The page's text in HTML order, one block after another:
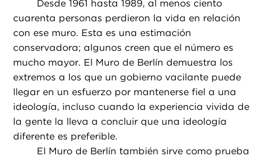
Desde 1961 hasta 1989, al menos ciento
cuarenta personas perdieron la vida en relación
con ese muro. Esta es una estimación
conservadora; algunos creen que el número es
mucho mayor. El Muro de Berlín demuestra los
extremos a los que un gobierno vacilante puede
llegar en un esfuerzo por mantenerse fiel a una
ideología, incluso cuando la experiencia vivida de
la gente la lleva a concluir que una ideología
diferente es preferible.
El Muro de Berlín también sirve como prueba